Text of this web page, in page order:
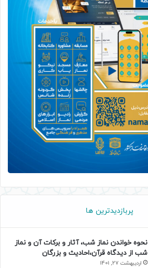
پربازدیدترین ها
نحوه خواندن نماز شب، آثار و برکات آن و نماز
شب از دیدگاه قرآن،احادیث و بزرگان
اردیبهشت 27, 1401